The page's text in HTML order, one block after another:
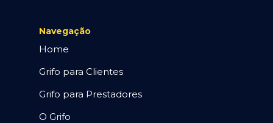
Navegação
Home
Grifo para Clientes
Grifo para Prestadores
O Grifo